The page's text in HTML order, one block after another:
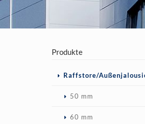
Produkte
Navigation
Raffstore/
50 mm
60 mm